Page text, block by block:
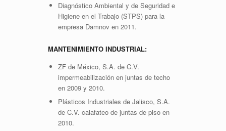
Diagnóstico Ambiental y de Seguridad e
Higiene en el Trabajo (STPS) para la
empresa Damnov en 2011.
MANTENIMIENTO INDUSTRIAL:
ZF de México, S.A. de C.V.
impermeabilización en juntas de techo
en 2009 y 2010.
Plásticos Industriales de Jalisco, S.A.
de C.V. calafateo de juntas de piso en
2010.